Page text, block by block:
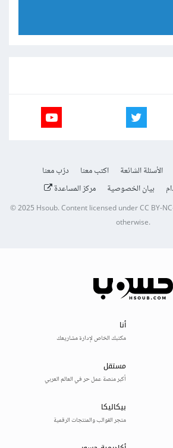
الأسئلة الشائعة اكتب معنا
درّب معنا
بيان الخصوصية مركز المساعدة
© 2025Hsoub.Content licensed underCC BY-
otherwise.